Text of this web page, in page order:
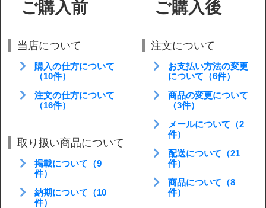
ご購入前
当店について
購入の仕方について
（10件）
注文の仕方について
（16件）
取り扱い商品について
掲載について（9
件）
納期について（10
件）
ご購入後
注文について
お支払い方法の変更
について（6件）
商品の変更について
（3件）
メールについて（2
件）
配送について（21
件）
商品について（8
件）